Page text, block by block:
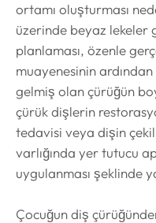
ortamı oluşturması
üzerinde beyaz lekeler
planlaması, özenle
muayenesinin
gelmiş olan çürüğün
çürük dişlerin
tedavisi veya dişin
varlığında yer tutucu
uygulanması şeklinde
Çocuğun diş